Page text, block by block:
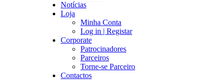
Notícias
Loja
Minha Conta
Log in | Registar
Corporate
Patrocinadores
Parceiros
Torne-se Parceiro
Contactos